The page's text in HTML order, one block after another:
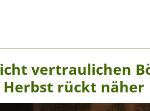
vertraulichen
Herbst rückt näher